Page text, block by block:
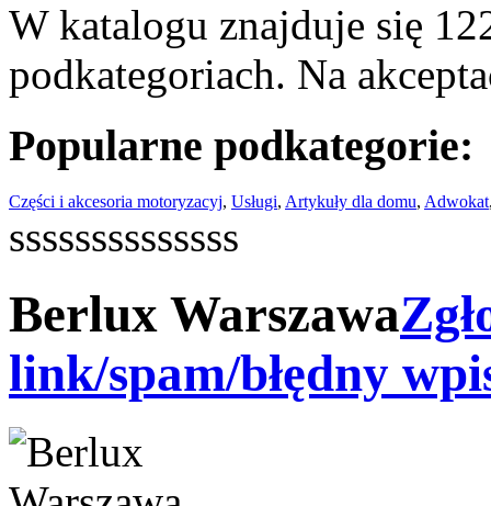
W katalogu znajduje się
podkategoriach. Na
Popularne podkategorie:
Części i akcesoria motoryzacyj, Usługi, Artykuły dla domu, Adwokat
ssssssssssssss
Berlux Warszawa
link/spam/błędny